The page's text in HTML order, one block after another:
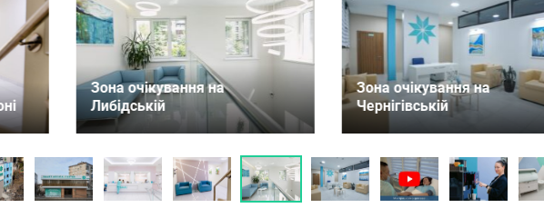
Зона очікування на
Чернігівській
Працюємо в Києві щодня